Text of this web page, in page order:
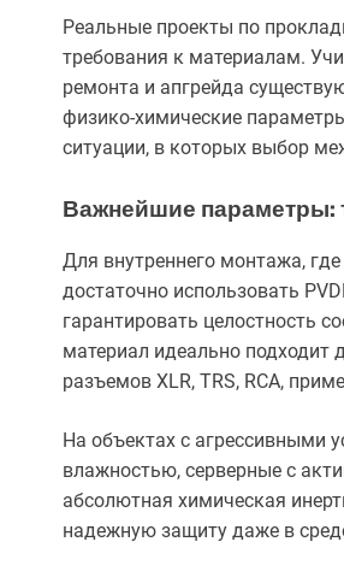
Реальные проекты по
требования к материалам.
ремонта и апгрейда
физико-химические
ситуации, в которых выбор
Важнейшие параметры:
Для внутреннего монтажа,
достаточно использовать
гарантировать целостность
материал идеально подходит
разъемов XLR, TRS, RCA,
На объектах с агрессивными
влажностью, серверные с
абсолютная химическая
надежную защиту даже в